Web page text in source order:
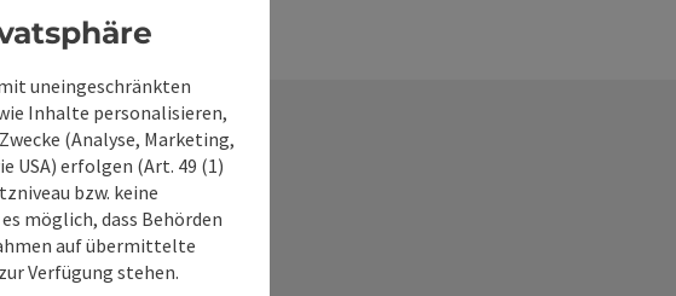
Anfrage
uneingeschränkten
Inhalte personalisieren,
(Analyse, Marketing,
USA) erfolgen (Art. 49 (1)
bzw. keine
möglich, dass Behörden
auf übermittelte
Verfügung stehen.